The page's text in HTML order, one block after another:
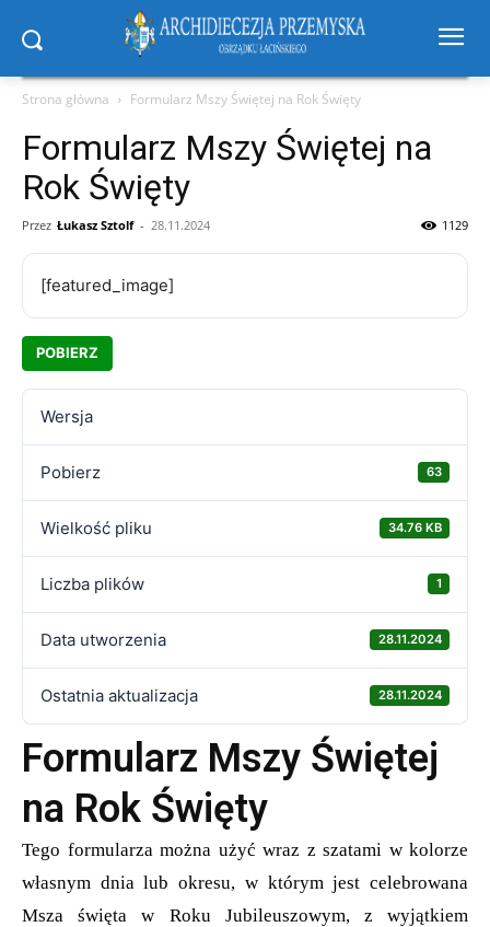
Strona główna Formularz Mszy Świętej na Rok Święty
Formularz Mszy Świętej na
Rok Święty
Przez Łukasz Sztolf - 28.11.2024 1129
[featured_image]
POBIERZ
Wersja
Pobierz 63
Wielkość pliku 34.76 KB
Liczba plików 1
Data utworzenia 28.11.2024
Ostatnia aktualizacja 28.11.2024
Formularz Mszy Świętej
na Rok Święty
Tego formularza można użyć wraz z szatami w kolorze
własnym dnia lub okresu, w którym jest celebrowana
Msza święta w Roku Jubileuszowym, z wyjątkiem